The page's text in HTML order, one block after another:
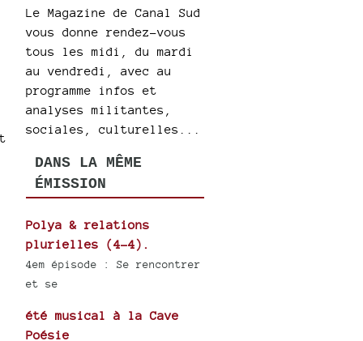
Le Magazine de Canal Sud
vous donne rendez-vous
tous les midi, du mardi
au vendredi, avec au
programme infos et
analyses militantes,
sociales, culturelles...
DANS LA MÊME
ÉMISSION
Polya & relations
plurielles (4-4).
4em épisode : Se rencontrer
et se
été musical à la Cave
Poésie